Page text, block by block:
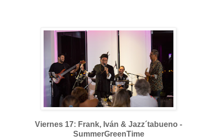
Viernes 17: Frank, Iván & Jazz´tabueno -
SummerGreenTime